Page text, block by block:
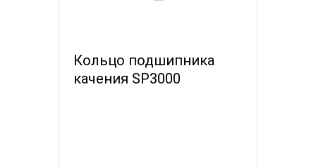
Кольцо подшипника
качения SP3000